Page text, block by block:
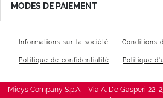
MODES DE PAIEMENT
Informations sur la société Conditions
Politique de confidentialité Politique
Micys Company S.p.A. - Via A. De Gasperi 22,